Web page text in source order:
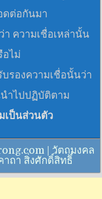
ดต่อกันมา
า ความเชื่อเหล่านั้น
อไม่
รองความเชื่อนั้นว่า
ำไปปฏิบัติตาม
เป็นส่วนตัว
| วัตถุมงคล
าถา สิ่งศักดิ์สิทธิ์